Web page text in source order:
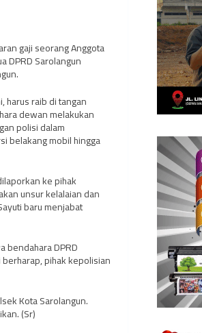
gaji seorang Anggota
DPRD Sarolangun
harus raib di tangan
dewan melakukan
polisi dalam
belakang mobil hingga
ke pihak
unsur kelalaian dan
baru menjabat
bendahara DPRD
pihak kepolisian
Kota Sarolangun.
(Sr)